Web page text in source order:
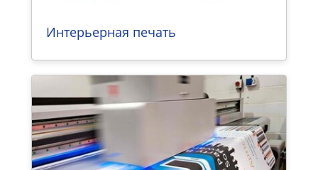
Интерьерная печать